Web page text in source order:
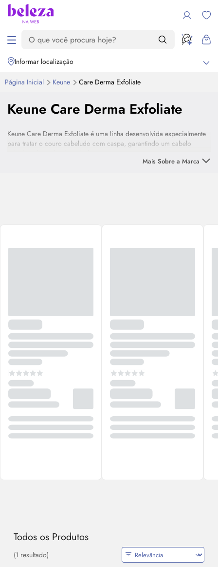
Informar localização
Página Inicial Keune Care Derma Exfoliate
Keune Care Derma Exfoliate
Keune Care Derma Exfoliate é uma linha desenvolvida especialmente
para tratar o couro cabeludo com caspa, garantindo um cabelo
Mais Sobre a Marca
Todos os Produtos
(1 resultado)